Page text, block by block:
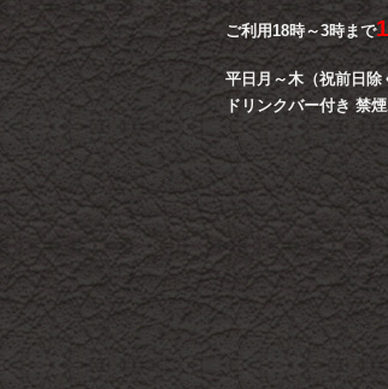
ご利用18時～3時まで
平日月～木（祝前日除
ドリンクバー付き 禁